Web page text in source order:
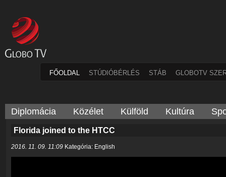
FŐOLDAL STÚDIÓBÉRLÉS STÁB GLOBOTV
Diplomácia Közélet Külföld Kultúra
Florida joined to the HTCC
2016. 11. 09. 11:09 Kategória: English